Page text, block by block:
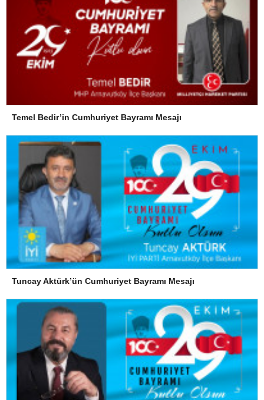
Temel Bedir’in Cumhuriyet Bayramı Mesajı
Tuncay Aktürk’ün Cumhuriyet Bayramı Mesajı